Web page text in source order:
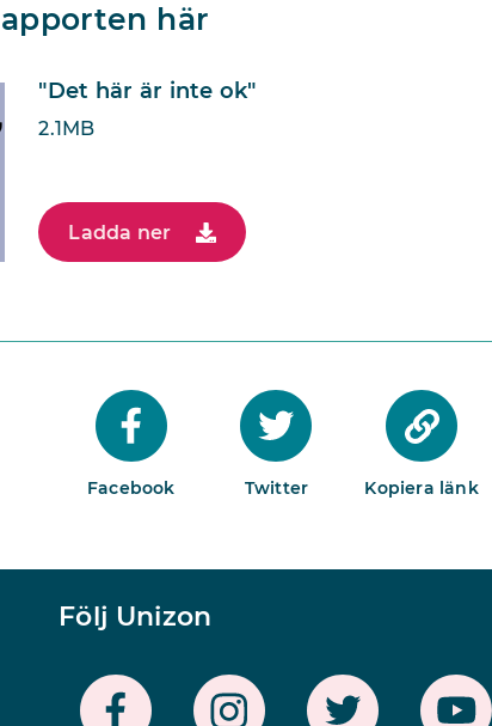
här
"Det här är inte ok"
2.1MB
Ladda ner
Facebook Twitter Kopiera länk
Följ Unizon